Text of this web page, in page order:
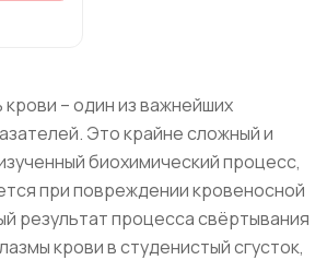
– один из важнейших
Это крайне сложный и
биохимический процесс,
при повреждении кровеносной
результат процесса свёртывания
крови в студенистый сгусток,